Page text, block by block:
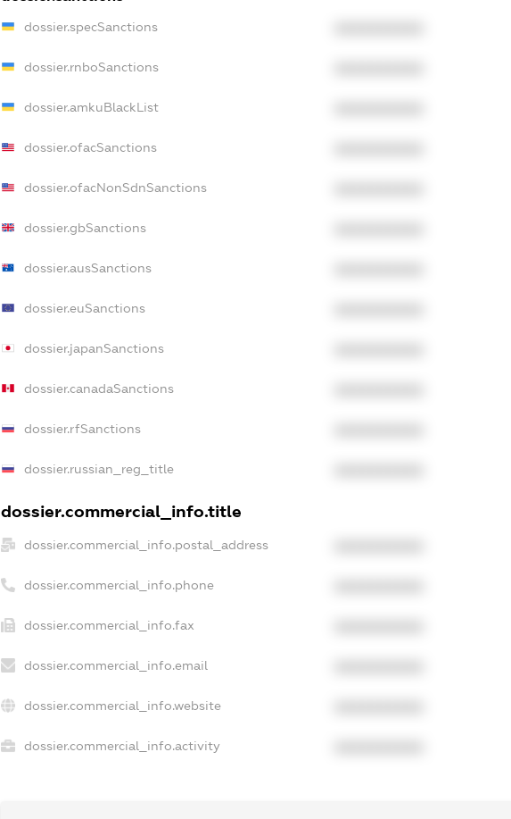
dossier.specSanctions
dossier.rnboSanctions
dossier.amkuBlackList
dossier.ofacSanctions
dossier.ofacNonSdnSanctions
dossier.gbSanctions
dossier.ausSanctions
dossier.euSanctions
dossier.japanSanctions
dossier.canadaSanctions
dossier.rfSanctions
dossier.russian_reg_title
dossier.commercial_info.title
dossier.commercial_info.postal_address
dossier.commercial_info.phone
dossier.commercial_info.fax
dossier.commercial_info.email
dossier.commercial_info.website
dossier.commercial_info.activity